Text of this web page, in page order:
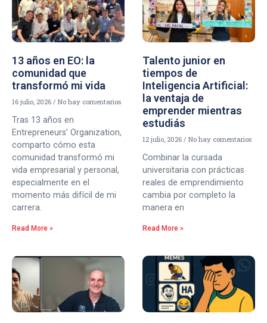
13 años en EO: la
comunidad que
transformó mi vida
16 julio, 2026 No hay comentarios
Tras 13 años en
Entrepreneurs’ Organization,
comparto cómo esta
comunidad transformó mi
vida empresarial y personal,
especialmente en el
momento más difícil de mi
carrera.
Read More »
Talento junior en
tiempos de
Inteligencia Artificial:
la ventaja de
emprender mientras
estudiás
12 julio, 2026 No hay comentarios
Combinar la cursada
universitaria con prácticas
reales de emprendimiento
cambia por completo la
manera en
Read More »